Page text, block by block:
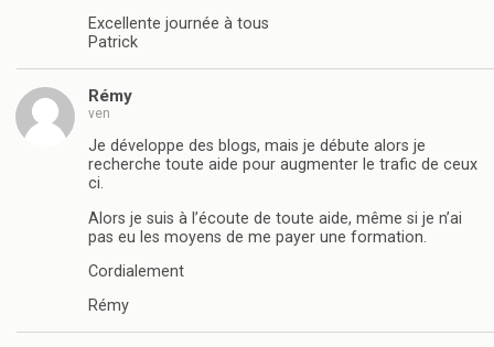
Excellente journée à tous
Patrick
Rémy
ven
Je développe des blogs, mais je débute alors je
recherche toute aide pour augmenter le trafic de ceux
ci.
Alors je suis à l’écoute de toute aide, même si je n’ai
pas eu les moyens de me payer une formation.
Cordialement
Rémy